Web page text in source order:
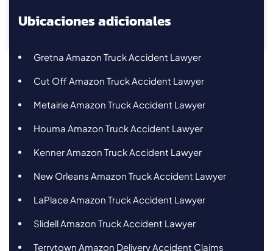
Ubicaciones adicionales
Gretna Amazon Truck Accident Lawyer
Cut Off Amazon Truck Accident Lawyer
Metairie Amazon Truck Accident Lawyer
Houma Amazon Truck Accident Lawyer
Kenner Amazon Truck Accident Lawyer
New Orleans Amazon Truck Accident Lawyer
LaPlace Amazon Truck Accident Lawyer
Slidell Amazon Truck Accident Lawyer
Terrytown Amazon Delivery Accident Claims